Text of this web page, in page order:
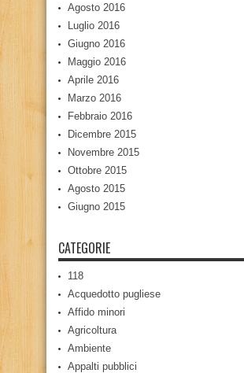
Agosto 2016
Luglio 2016
Giugno 2016
Maggio 2016
Aprile 2016
Marzo 2016
Febbraio 2016
Dicembre 2015
Novembre 2015
Ottobre 2015
Agosto 2015
Giugno 2015
CATEGORIE
118
Acquedotto pugliese
Affido minori
Agricoltura
Ambiente
Appalti pubblici